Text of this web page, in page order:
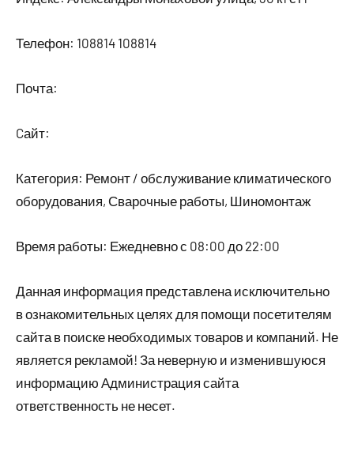
Телефон: 108814 108814
Почта:
Cайт:
Категория: Ремонт / обслуживание климатического
оборудования, Сварочные работы, Шиномонтаж
Время работы: Ежедневно с 08:00 до 22:00
Данная информация представлена исключительно
в ознакомительных целях для помощи посетителям
сайта в поиске необходимых товаров и компаний. Не
является рекламой! За неверную и изменившуюся
информацию Администрация сайта
ответственность не несет.